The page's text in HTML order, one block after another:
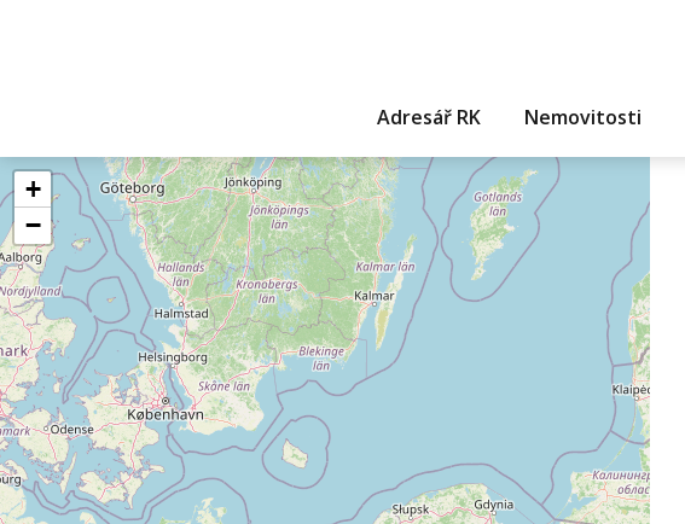
Adresář RK Nemovitosti
+
−